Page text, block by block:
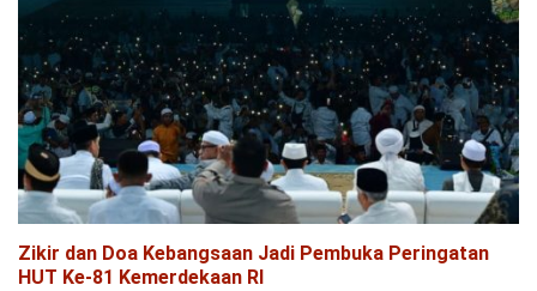
Zikir dan Doa Kebangsaan Jadi Pembuka Peringatan
HUT Ke-81 Kemerdekaan RI